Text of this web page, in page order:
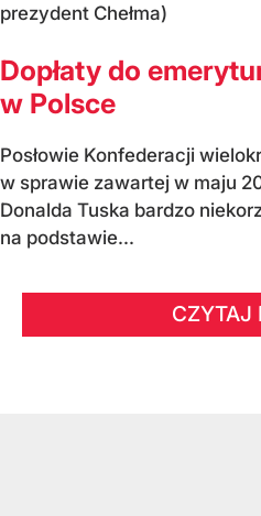
prezydent Chełma)
Dopłaty do
w Polsce
Posłowie Konfederacji
w sprawie zawartej w maju
Donalda Tuska bardzo
na podstawie...
CZYTAJ